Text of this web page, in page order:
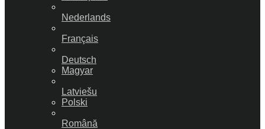
Nederlands
Français
Deutsch
Magyar
Latviešu
Polski
Română